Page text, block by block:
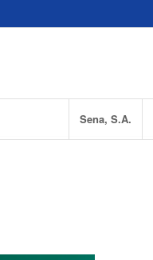
Sena, S.A.